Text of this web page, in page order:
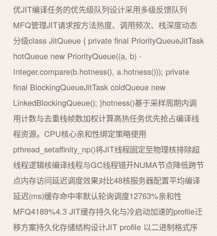
优JIT编译任务的优先级队列设计采用多级反馈队列
MFQ管理JIT请求按方法热度、调用频次、栈深度动态
分级class JitQueue { private final PriorityQueueJitTask
hotQueue new PriorityQueue((a, b) -
Integer.compare(b.hotness(), a.hotness())); private
final BlockingQueueJitTask coldQueue new
LinkedBlockingQueue(); }hotness()基于采样周期内调
用计数与去重栈帧数加权计算高热任务优先抢占编译线
程资源。CPU核心亲和性绑定策略使用
pthread_setaffinity_np()将JIT线程固定至物理核排除超
线程逻辑核编译线程与GC线程错开NUMA节点降低跨节
点内存访问延迟调度效果对比48核服务器配置平均编译
延迟(ms)缓存命中率默认轮询调度12763%亲和性
MFQ4189%4.3 JIT缓存持久化与冷启动加速的profile迁
移方案持久化存储结构设计JIT profile 以二进制格式序